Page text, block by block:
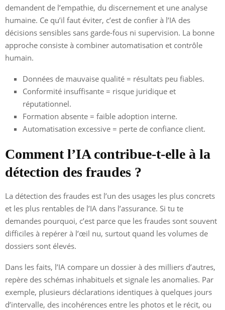
demandent de l’empathie, du discernement et une analyse
humaine. Ce qu’il faut éviter, c’est de confier à l’IA des
décisions sensibles sans garde-fous ni supervision. La bonne
approche consiste à combiner automatisation et contrôle
humain.
Données de mauvaise qualité = résultats peu fiables.
Conformité insuffisante = risque juridique et
réputationnel.
Formation absente = faible adoption interne.
Automatisation excessive = perte de confiance client.
Comment l’IA contribue-t-elle à la
détection des fraudes ?
La détection des fraudes est l’un des usages les plus concrets
et les plus rentables de l’IA dans l’assurance. Si tu te
demandes pourquoi, c’est parce que les fraudes sont souvent
difficiles à repérer à l’œil nu, surtout quand les volumes de
dossiers sont élevés.
Dans les faits, l’IA compare un dossier à des milliers d’autres,
repère des schémas inhabituels et signale les anomalies. Par
exemple, plusieurs déclarations identiques à quelques jours
d’intervalle, des incohérences entre les photos et le récit, ou